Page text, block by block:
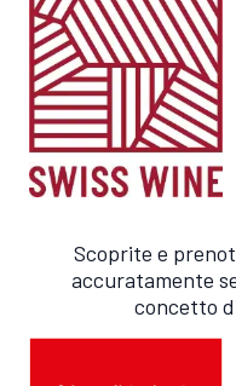
Scoprite e
accuratamente
concetto